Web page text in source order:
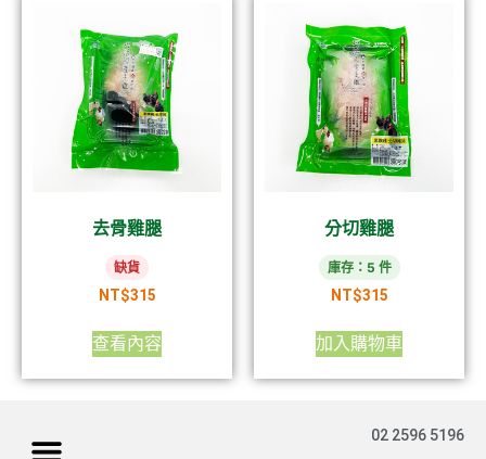
去骨雞腿
缺貨
NT$315
查看內容
分切雞腿
庫存：5 件
NT$315
加入購物車
02 2596 5196